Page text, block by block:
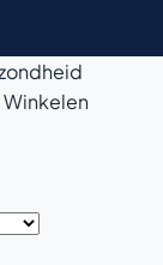
Winkelen